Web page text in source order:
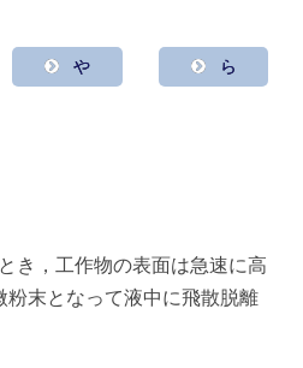
や ら
き，工作物の表面は急速に高
末となって液中に飛散脱離